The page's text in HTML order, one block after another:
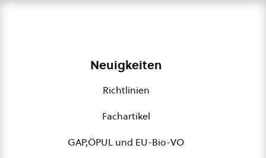
Neuigkeiten
Richtlinien
Fachartikel
GAP,ÖPUL und EU-Bio-VO